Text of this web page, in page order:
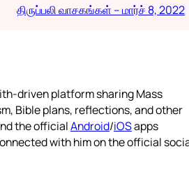
திருப்பலி வாசகங்கள் – மார்ச் 8, 2022
driven platform sharing Mass
Bible plans, reflections, and other
the officialAndroid/iOSapps
with him on the official